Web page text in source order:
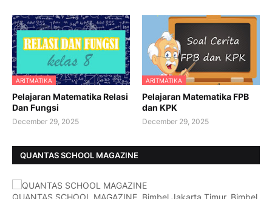
ARITMATIKA
Pelajaran Matematika Relasi
Dan Fungsi
December 29, 2025
ARITMATIKA
Pelajaran Matematika FPB
dan KPK
December 29, 2025
QUANTAS SCHOOL MAGAZINE